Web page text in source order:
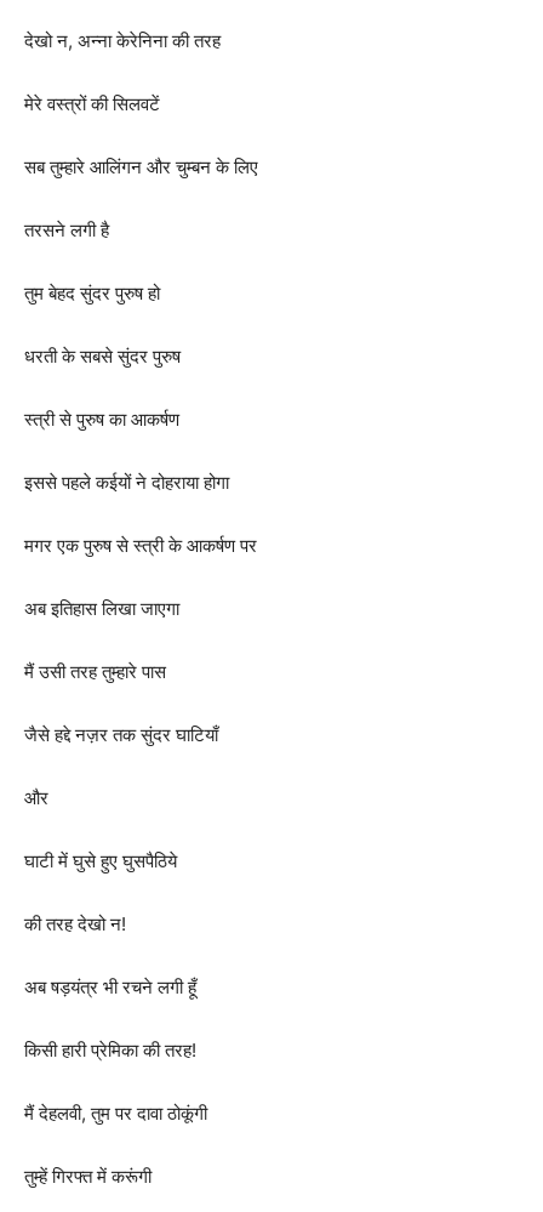
देखो न, अन्ना केरेनिना की तरह
मेरे वस्त्रों की सिलवटें
सब तुम्हारे आलिंगन और चुम्बन के लिए
तरसने लगी है
तुम बेहद सुंदर पुरुष हो
धरती के सबसे सुंदर पुरुष
स्त्री से पुरुष का आकर्षण
इससे पहले कईयों ने दोहराया होगा
मगर एक पुरुष से स्त्री के आकर्षण पर
अब इतिहास लिखा जाएगा
मैं उसी तरह तुम्हारे पास
जैसे हद्दे नज़र तक सुंदर घाटियाँ
और
घाटी में घुसे हुए घुसपैठिये
की तरह देखो न!
अब षड़यंत्र भी रचने लगी हूँ
किसी हारी प्रेमिका की तरह!
मैं देहलवी, तुम पर दावा ठोकूंगी
तुम्हें गिरफ्त में करूंगी